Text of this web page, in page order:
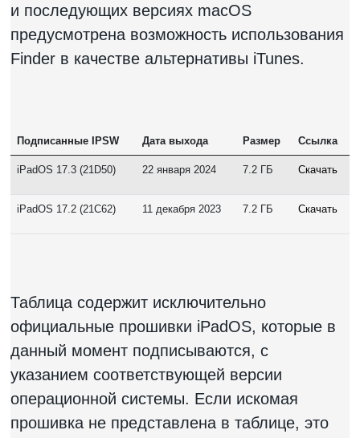
и последующих версиях macOS
предусмотрена возможность использования
Finder в качестве альтернативы iTunes.
Подписанные IPSW Дата выхода Размер Ссылка
iPadOS 17.3 (21D50) 22 января 2024 7.2 ГБ Скачать
iPadOS 17.2 (21C62) 11 декабря 2023 7.2 ГБ Скачать
Таблица содержит исключительно
официальные прошивки iPadOS, которые в
данный момент подписываются, с
указанием соответствующей версии
операционной системы. Если искомая
прошивка не представлена в таблице, это